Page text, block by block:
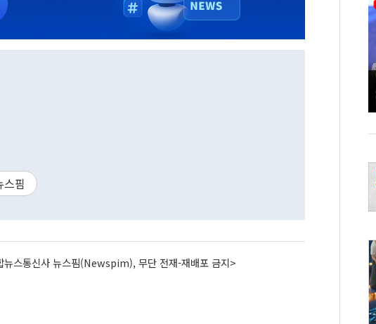
스핌
뉴스통신사 뉴스핌(Newspim), 무단 전재-재배포 금지>